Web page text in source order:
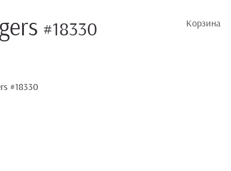
Корзина
#18330
#18330